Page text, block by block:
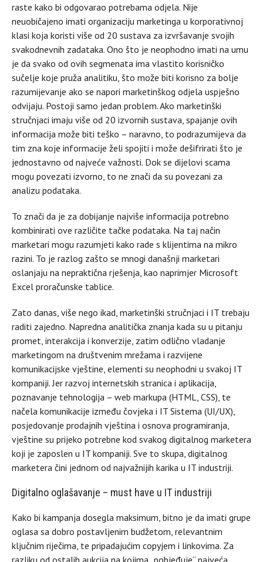
raste kako bi odgovarao potrebama odjela. Nije
neuobičajeno imati organizaciju marketinga u korporativnoj
klasi koja koristi više od 20 sustava za izvršavanje svojih
svakodnevnih zadataka. Ono što je neophodno imati na umu
je da svako od ovih segmenata ima vlastito korisničko
sučelje koje pruža analitiku, što može biti korisno za bolje
razumijevanje ako se napori marketinškog odjela uspješno
odvijaju. Postoji samo jedan problem. Ako marketinški
stručnjaci imaju više od 20 izvornih sustava, spajanje ovih
informacija može biti teško – naravno, to podrazumijeva da
tim zna koje informacije želi spojiti i može dešifrirati što je
jednostavno od najveće važnosti. Dok se dijelovi scama
mogu povezati izvorno, to ne znači da su povezani za
analizu podataka.
To znači da je za dobijanje najviše informacija potrebno
kombinirati ove različite tačke podataka. Na taj način
marketari mogu razumjeti kako rade s klijentima na mikro
razini. To je razlog zašto se mnogi današnji marketari
oslanjaju na nepraktična rješenja, kao naprimjer Microsoft
Excel proračunske tablice.
Zato danas, više nego ikad, marketinški stručnjaci i IT trebaju
raditi zajedno. Napredna analitička znanja kada su u pitanju
promet, interakcija i konverzije, zatim odlično vladanje
marketingom na društvenim mrežama i razvijene
komunikacijske vještine, elementi su neophodni u svakoj IT
kompaniji. Jer razvoj internetskih stranica i aplikacija,
poznavanje tehnologija – web markupa (HTML, CSS), te
načela komunikacije između čovjeka i IT Sistema (UI/UX),
posjedovanje prodajnih vještina i osnova programiranja,
vještine su prijeko potrebne kod svakog digitalnog marketera
koji je zaposlen u IT kompaniji. Sve to skupa, digitalnog
marketera čini jednom od najvažnijih karika u IT industriji.
Digitalno oglašavanje – must have u IT industriji
Kako bi kampanja dosegla maksimum, bitno je da imati grupe
oglasa sa dobro postavljenim budžetom, relevantnim
ključnim riječima, te pripadajućim copyjem i linkovima. Za
razliku od ostalih aukcija na kojima „pobjeđuje“ najveća